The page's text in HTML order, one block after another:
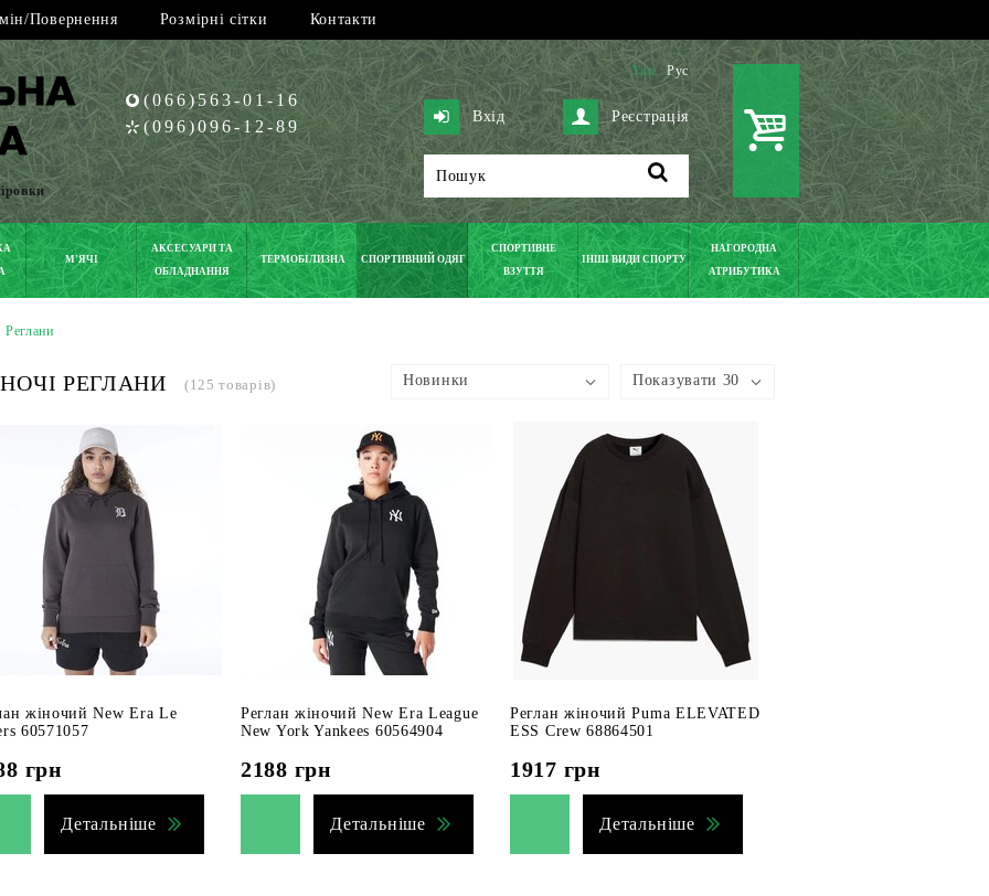
Повернення Розмірні сітки Контакти
(066)563-01-16
(096)096-12-89
Укр Рус
Вхід Реєстрація
М'ЯЧІ
АКСЕСУАРИ ТА
ОБЛАДНАННЯ
ТЕРМОБІЛИЗНА СПОРТИВНИЙ ОДЯГ
СПОРТИВНЕ
ВЗУТТЯ
ІНШІ ВИДИ СПОРТУ
НАГОРОДНА
АТРИБУТИКА
Реглани
РЕГЛАНИ (125 товарів) Новинки Показувати 30
жіночий New Era Le
60571057
грн
Детальніше
Реглан жіночий New Era League
New York Yankees 60564904
2188 грн
Детальніше
Реглан жіночий Puma ELEVATED
ESS Crew 68864501
1917 грн
Детальніше